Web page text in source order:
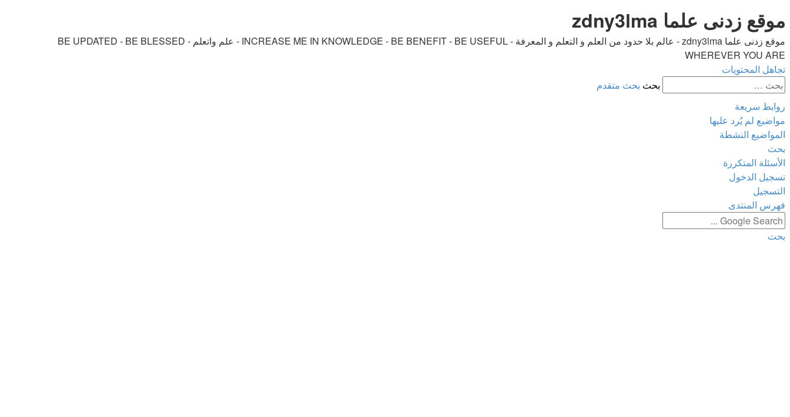
موقع زدنى علما zdny3lma
موقع زدنى علما zdny3lma - عالم بلا حدود من العلم و التعلم و المعرفة - INCREASE ME IN KNOWLEDGE - BE BENEFIT - BE USEFUL - علم واتعلم - BE UPDATED - BE BLESSED
WHEREVER YOU ARE
تجاهل المحتويات
بحث بحث متقدم
روابط سريعة
مواضيع لم يُرد عليها
المواضيع النشطة
بحث
الأسئلة المتكررة
تسجيل الدخول
التسجيل
فهرس المنتدى
بحث